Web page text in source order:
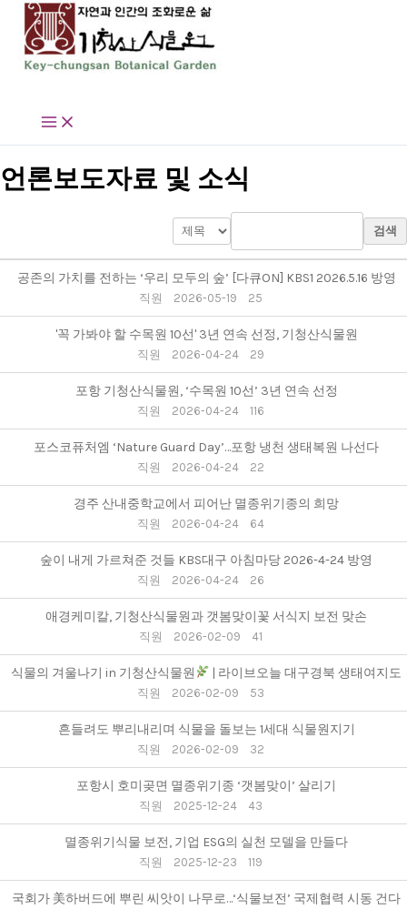
언론보도자료 및 소식
검색
공존의 가치를 전하는 ‘우리 모두의 숲’ [다큐ON] KBS1 2026.5.16 방영
직원 2026-05-19 25
'꼭 가봐야 할 수목원 10선' 3년 연속 선정, 기청산식물원
직원 2026-04-24 29
포항 기청산식물원, ‘수목원 10선’ 3년 연속 선정
직원 2026-04-24 116
포스코퓨처엠 ‘Nature Guard Day’…포항 냉천 생태복원 나선다
직원 2026-04-24 22
경주 산내중학교에서 피어난 멸종위기종의 희망
직원 2026-04-24 64
숲이 내게 가르쳐준 것들 KBS대구 아침마당 2026-4-24 방영
직원 2026-04-24 26
애경케미칼, 기청산식물원과 갯봄맞이꽃 서식지 보전 맞손
직원 2026-02-09 41
식물의 겨울나기 in 기청산식물원 | 라이브오늘 대구경북 생태여지도
직원 2026-02-09 53
흔들려도 뿌리내리며 식물을 돌보는 1세대 식물원지기
직원 2026-02-09 32
포항시 호미곶면 멸종위기종 ‘갯봄맞이’ 살리기
직원 2025-12-24 43
멸종위기식물 보전, 기업 ESG의 실천 모델을 만들다
직원 2025-12-23 119
국회가 美하버드에 뿌린 씨앗이 나무로…‘식물보전’ 국제협력 시동 건다